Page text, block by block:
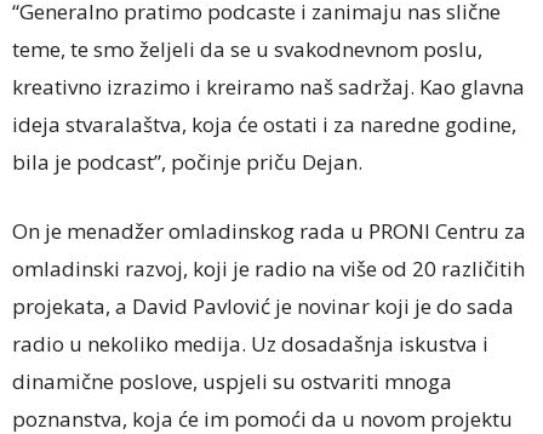
“Generalno pratimo podcaste i zanimaju nas slične
teme, te smo željeli da se u svakodnevnom poslu,
kreativno izrazimo i kreiramo naš sadržaj. Kao glavna
ideja stvaralaštva, koja će ostati i za naredne godine,
bila je podcast”, počinje priču Dejan.
On je menadžer omladinskog rada u PRONI Centru za
omladinski razvoj, koji je radio na više od 20 različitih
projekata, a David Pavlović je novinar koji je do sada
radio u nekoliko medija. Uz dosadašnja iskustva i
dinamične poslove, uspjeli su ostvariti mnoga
poznanstva, koja će im pomoći da u novom projektu